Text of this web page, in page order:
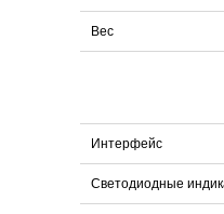
Вес
Интерфейс
Светодиодные